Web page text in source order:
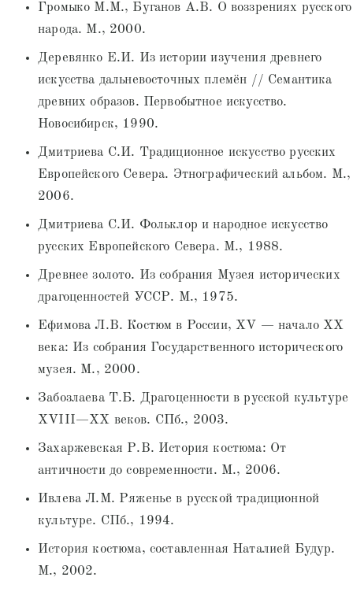
Громыко М.М., Буганов А.В. О воззрениях русского
народа. М., 2000.
Деревянко Е.И. Из истории изучения древнего
искусства дальневосточных племён // Семантика
древних образов. Первобытное искусство.
Новосибирск, 1990.
Дмитриева С.И. Традиционное искусство русских
Европейского Севера. Этнографический альбом. М.,
2006.
Дмитриева С.И. Фольклор и народное искусство
русских Европейского Севера. М., 1988.
Древнее золото. Из собрания Музея исторических
драгоценностей УССР. М., 1975.
Ефимова Л.В. Костюм в России, XV — начало XX
века: Из собрания Государственного исторического
музея. М., 2000.
Забозлаева Т.Б. Драгоценности в русской культуре
XVIII—XX веков. СПб., 2003.
Захаржевская Р.В. История костюма: От
античности до современности. М., 2006.
Ивлева Л.М. Ряженье в русской традиционной
культуре. СПб., 1994.
История костюма, составленная Наталией Будур.
М., 2002.